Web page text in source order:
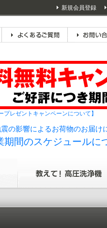
新規会員登録
プレゼントキャンペーンについて】
の影響によるお荷物のお届
期間のスケジュールに